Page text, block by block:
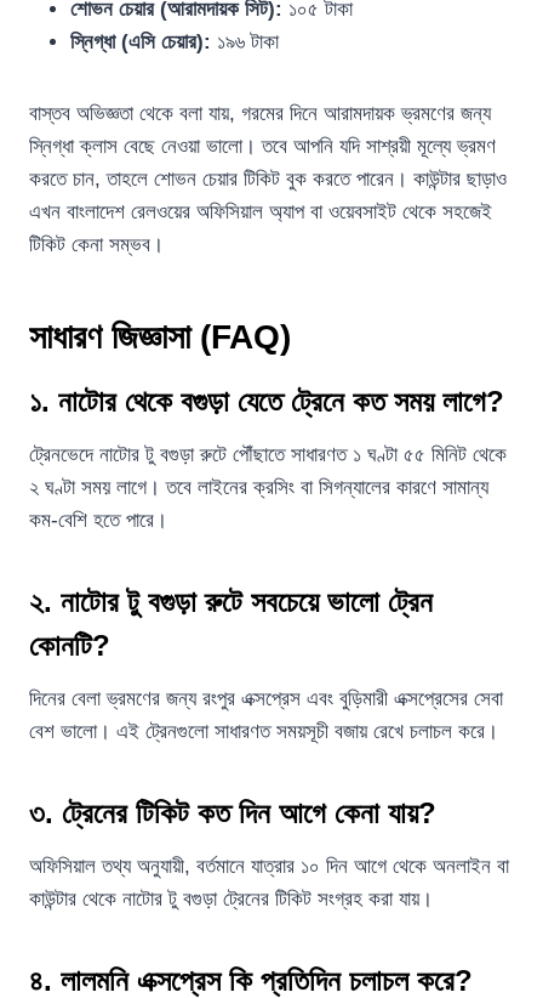
শোভন চেয়ার (আরামদায়ক সিট): ১০৫ টাকা
স্নিগ্ধা (এসি চেয়ার): ১৯৬ টাকা
বাস্তব অভিজ্ঞতা থেকে বলা যায়, গরমের দিনে আরামদায়ক ভ্রমণের জন্য
স্নিগ্ধা ক্লাস বেছে নেওয়া ভালো। তবে আপনি যদি সাশ্রয়ী মূল্যে ভ্রমণ
করতে চান, তাহলে শোভন চেয়ার টিকিট বুক করতে পারেন। কাউন্টার ছাড়াও
এখন বাংলাদেশ রেলওয়ের অফিসিয়াল অ্যাপ বা ওয়েবসাইট থেকে সহজেই
টিকিট কেনা সম্ভব।
সাধারণ জিজ্ঞাসা (FAQ)
১. নাটোর থেকে বগুড়া যেতে ট্রেনে কত সময় লাগে?
ট্রেনভেদে নাটোর টু বগুড়া রুটে পৌঁছাতে সাধারণত ১ ঘণ্টা ৫৫ মিনিট থেকে
২ ঘণ্টা সময় লাগে। তবে লাইনের ক্রসিং বা সিগন্যালের কারণে সামান্য
কম-বেশি হতে পারে।
২. নাটোর টু বগুড়া রুটে সবচেয়ে ভালো ট্রেন
কোনটি?
দিনের বেলা ভ্রমণের জন্য রংপুর এক্সপ্রেস এবং বুড়িমারী এক্সপ্রেসের সেবা
বেশ ভালো। এই ট্রেনগুলো সাধারণত সময়সূচী বজায় রেখে চলাচল করে।
৩. ট্রেনের টিকিট কত দিন আগে কেনা যায়?
অফিসিয়াল তথ্য অনুযায়ী, বর্তমানে যাত্রার ১০ দিন আগে থেকে অনলাইন বা
কাউন্টার থেকে নাটোর টু বগুড়া ট্রেনের টিকিট সংগ্রহ করা যায়।
৪. লালমনি এক্সপ্রেস কি প্রতিদিন চলাচল করে?